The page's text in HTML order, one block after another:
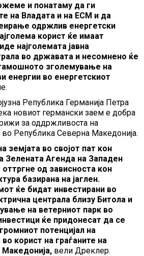
и понатаму да ги
на Владата и на ЕСМ и да
одржлив енергетски
корист ќе имаат
најголемата јавна
во државата и несомнено ќе
зголемување на
енергии во енергетскиот
Република Германија Петра
новиот германски заем е добра
за оддржливоста на
во Република Северна Македонија.
земјата во својот пат кон
Зелената Агенда на Западен
од зависноста кон
базирана на јаглен.
ќе бидат инвестирани во
централа близу Битола и
на ветерниот парк во
ќе придонесат да се
потенцијал на
корист на граѓаните на
вели Дреклер.